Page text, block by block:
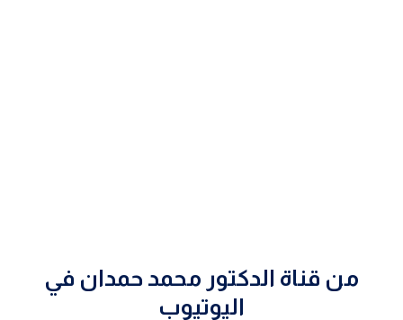
من قناة الدكتور محمد حمدان في
اليوتيوب